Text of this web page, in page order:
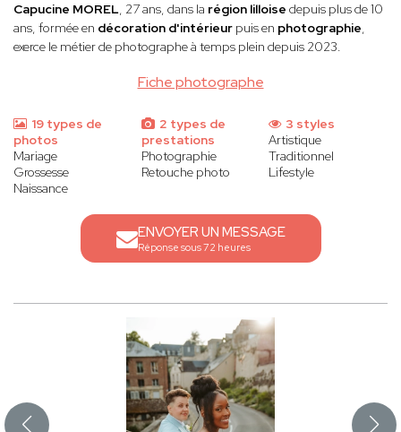
Fiche photographe
Capucine MOREL, 27 ans, dans la région lilloise depuis plus de 10
ans, formée en décoration d'intérieur puis en photographie,
exerce le métier de photographe à temps plein depuis 2023.
19 types de
photos
Mariage
Grossesse
Naissance
2 types de
prestations
Photographie
Retouche photo
3 styles
Artistique
Traditionnel
Lifestyle
ENVOYER UN MESSAGE
Réponse sous 72 heures